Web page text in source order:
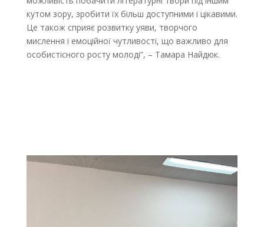
кутом зору, зробити їх більш доступними і цікавими.
Це також сприяє розвитку уяви, творчого
мислення і емоційної чутливості, що важливо для
особистісного росту молоді”, – Тамара Найдюк.